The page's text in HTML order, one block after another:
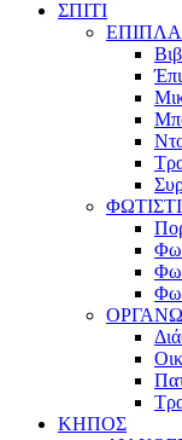
ΣΠΙΤΙ
ΕΠΙΠΛΑ
ΚΗΠΟΣ